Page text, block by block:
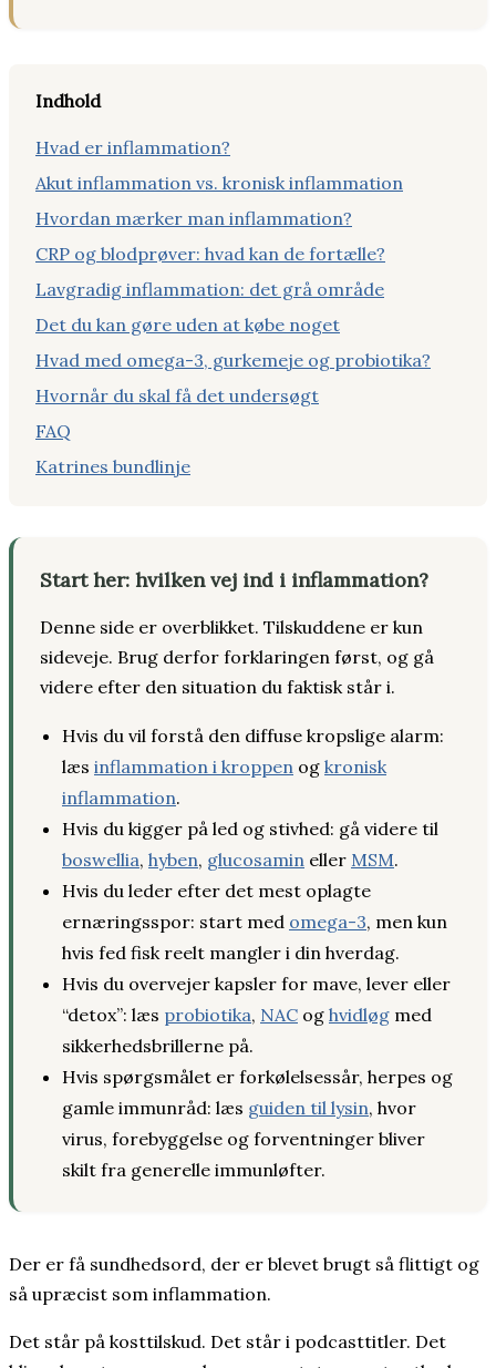
Indhold
Hvad er inflammation?
Akut inflammation vs. kronisk inflammation
Hvordan mærker man inflammation?
CRP og blodprøver: hvad kan de fortælle?
Lavgradig inflammation: det grå område
Det du kan gøre uden at købe noget
Hvad med omega-3, gurkemeje og probiotika?
Hvornår du skal få det undersøgt
FAQ
Katrines bundlinje
Start her: hvilken vej ind i inflammation?
Denne side er overblikket. Tilskuddene er kun
sideveje. Brug derfor forklaringen først, og gå
videre efter den situation du faktisk står i.
Hvis du vil forstå den diffuse kropslige alarm:
læs inflammation i kroppen og kronisk
inflammation.
Hvis du kigger på led og stivhed: gå videre til
boswellia, hyben, glucosamin eller MSM.
Hvis du leder efter det mest oplagte
ernæringsspor: start med omega-3, men kun
hvis fed fisk reelt mangler i din hverdag.
Hvis du overvejer kapsler for mave, lever eller
“detox”: læs probiotika, NAC og hvidløg med
sikkerhedsbrillerne på.
Hvis spørgsmålet er forkølelsessår, herpes og
gamle immunråd: læs guiden til lysin, hvor
virus, forebyggelse og forventninger bliver
skilt fra generelle immunløfter.
Der er få sundhedsord, der er blevet brugt så flittigt og
så upræcist som inflammation.
Det står på kosttilskud. Det står i podcasttitler. Det